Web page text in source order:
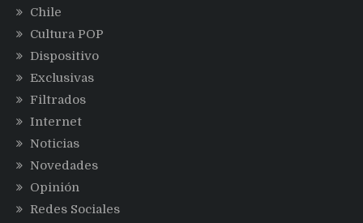
Chile
Cultura POP
Dispositivo
Exclusivas
Filtrados
Internet
Noticias
Novedades
Opinión
Redes Sociales